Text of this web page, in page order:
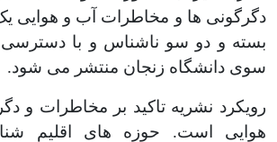
دگرگونی ها و مخاطرات آب و هوایی
بسته و دو سو ناشناس و با دسترسی
سوی دانشگاه زنجان منتشر می شود.
رویکرد نشریه تاکید بر مخاطرات و
هوایی است. حوزه های اقلیم